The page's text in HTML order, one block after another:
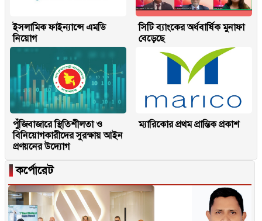
ইসলামিক ফাইন্যান্সে এমডি
নিয়োগ
সিটি ব্যাংকের অর্ধবার্ষিক মুনাফা
বেড়েছে
পুঁজিবাজারে স্থিতিশীলতা ও
বিনিয়োগকারীদের সুরক্ষায় আইন
প্রণয়নের উদ্যোগ
ম্যারিকোর প্রথম প্রান্তিক প্রকাশ
▐কর্পোরেট